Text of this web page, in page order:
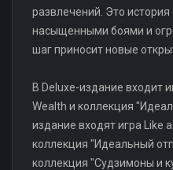
развлечений. Это
насыщенными боями и
шаг приносит новые
В Deluxe-издание входит
Wealth и коллекция
издание входят игра Like
коллекция "Идеальный
коллекция "Судзимоны и